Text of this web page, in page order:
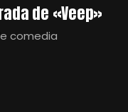
de «Veep»
comedia